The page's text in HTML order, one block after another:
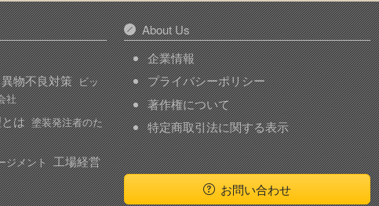
物不良対策 ビッ
社
は 塗装発注者のた
ジメント 工場経営
About Us
企業情報
プライバシーポリシー
著作権について
特定商取引法に関する表示
お問い合わせ